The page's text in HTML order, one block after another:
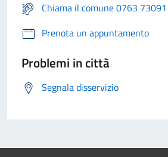
Chiama il comune 0763 73091
Prenota un appuntamento
Problemi in città
Segnala disservizio